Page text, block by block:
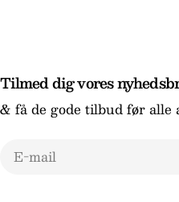
Tilmed dig vores
& få de gode tilbud før alle
E-